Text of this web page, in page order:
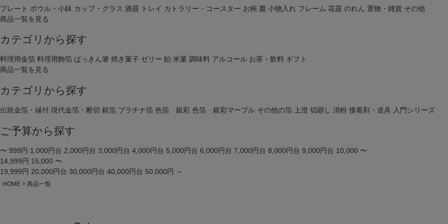
プレート ボウル・小鉢 カップ・グラス 酒器 トレイ カトラリー・コースター お椀 棗 小物入れ フレーム 花器 のれん 置物・雑貨 その他
商品一覧を見る
カテゴリから探す
料理用金箔 料理用飾箔 ぱっきん箸 焼き菓子 ゼリー 飴 米菓 調味料 アルコール お茶・飲料 ギフト
商品一覧を見る
カテゴリから探す
伝統金箔・縁付 現代金箔・断切 銀箔 プラチナ箔 色箔 銀彩 色箔 銀彩マーブル その他の箔 上澄 切廻し 消粉 接着剤・道具 入門シリーズ
ご予算から探す
〜 999円 1,000円台 2,000円台 3,000円台 4,000円台 5,000円台 6,000円台 7,000円台 8,000円台 9,000円台 10,000 〜
14,999円 15,000 〜
19,999円 20,000円台 30,000円台 40,000円台 50,000円 ～
HOME 商品一覧
指定なし
S M 22.5cm 23.0cm
レッド
ブルー イエロー
在庫な
予約商